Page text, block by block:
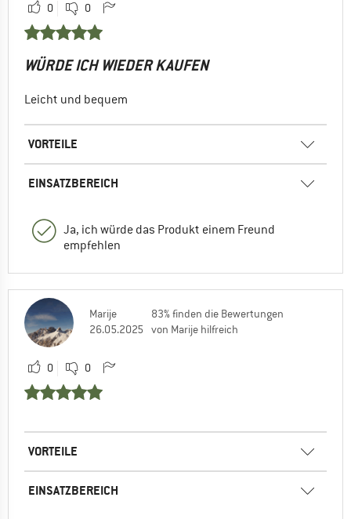
0 0
WÜRDE ICH WIEDER KAUFEN
Leicht und bequem
VORTEILE
EINSATZBEREICH
Ja, ich würde das Produkt einem Freund
empfehlen
Marije
26.05.2025
83% finden die Bewertungen
von Marije hilfreich
0 0
VORTEILE
EINSATZBEREICH